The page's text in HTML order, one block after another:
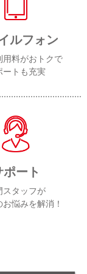
ルフォン
用料がおトクで
ートも充実
ポート
スタッフが
悩みを解消！